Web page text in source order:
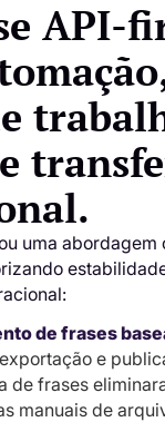
API-
uma abordagem
de frases
e
de frases
manuais de